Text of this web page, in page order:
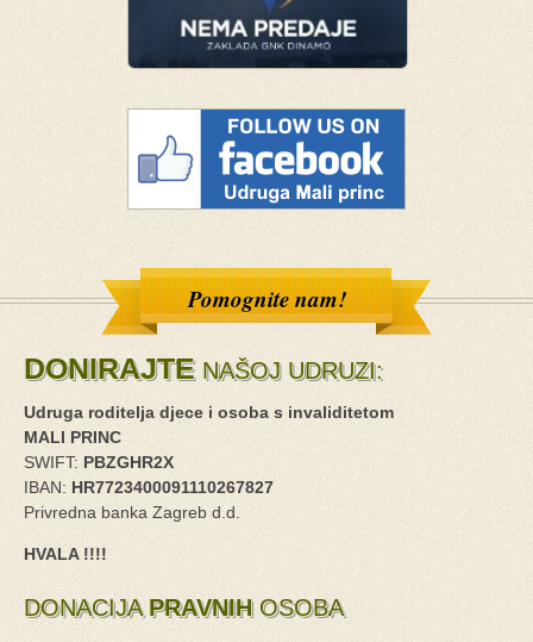
Pomognite nam!
DONIRAJTENAŠOJ UDRUZI:
Udruga roditelja djece i osoba s invaliditetom
MALI PRINC
SWIFT: PBZGHR2X
IBAN: HR7723400091110267827
Privredna banka Zagreb d.d.
HVALA !!!!
DONACIJA PRAVNIH OSOBA